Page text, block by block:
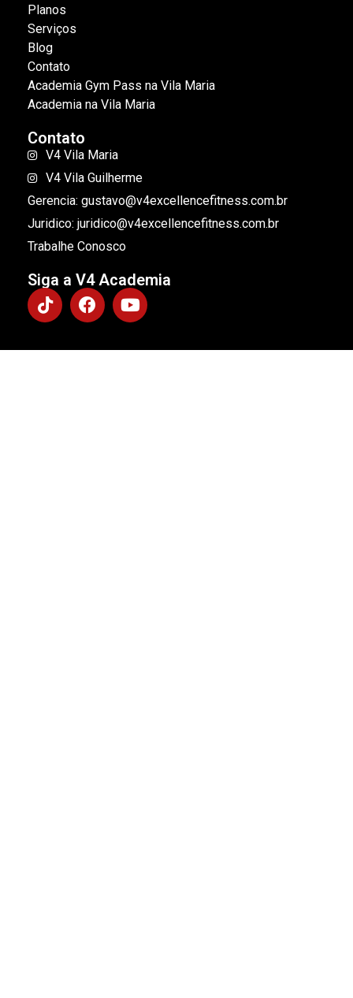
Planos
Serviços
Blog
Contato
Academia Gym Pass na Vila Maria
Academia na Vila Maria
Contato
V4 Vila Maria
V4 Vila Guilherme
Gerencia: gustavo@v4excellencefitness.com.br
Juridico: juridico@v4excellencefitness.com.br
Trabalhe Conosco
Siga a V4 Academia